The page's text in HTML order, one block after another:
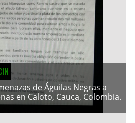
de Águilas Negras a
en Caloto, Cauca, Colombia.